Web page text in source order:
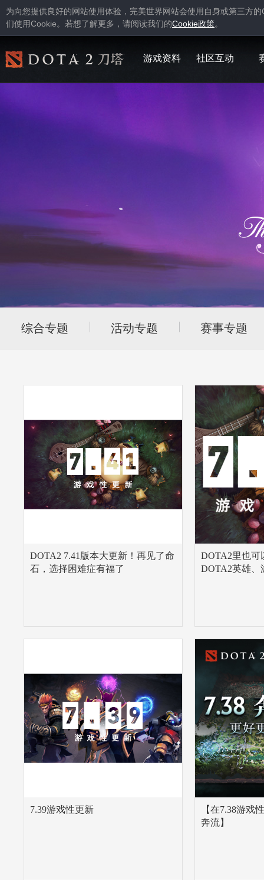
为向您提供良好的网站使用体验，完美世界网站会使用自身或第三方的
们使用Cookie。若想了解更多，请阅读我们的Cookie政策。
游戏资料 社区互动
综合专题 活动专题 赛事专题
DOTA2 7.41版本大更新！再见了命
石，选择困难症有福了
DOTA2里也可
DOTA2英雄、
7.39游戏性更新
【在7.38游戏
奔流】